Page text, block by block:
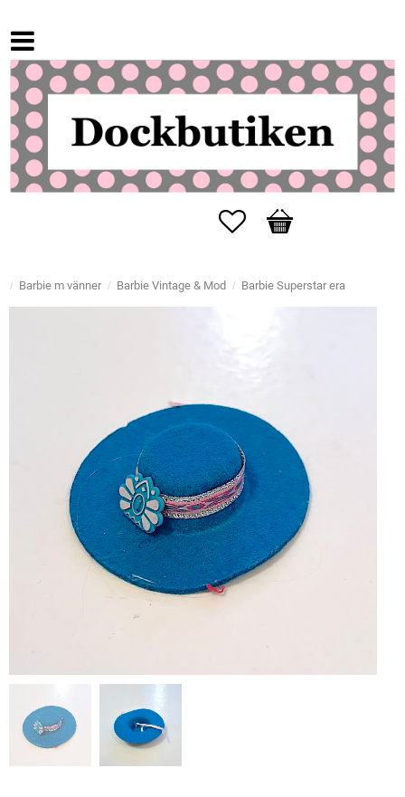
Favoriter
Kundvagn
Barbie m vänner Barbie Vintage & Mod Barbie Superstar era